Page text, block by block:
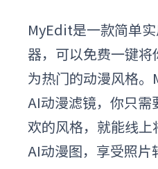
MyEdit是一款简单
器，可以免费一键
为热门的动漫风格
AI动漫滤镜，你只需
欢的风格，就能线
AI动漫图，享受照片